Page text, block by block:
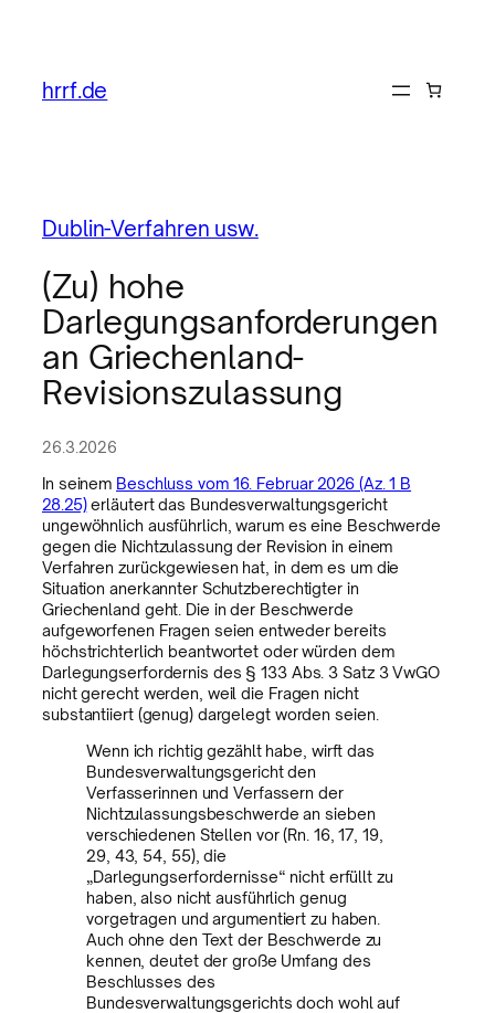
hrrf.de
Dublin-Verfahren usw.
(Zu) hohe
Darlegungsanforderungen
an Griechenland-
Revisionszulassung
26.3.2026
In seinem Beschluss vom 16. Februar 2026 (Az. 1 B
28.25)erläutert das Bundesverwaltungsgericht
ungewöhnlich ausführlich, warum es eine Beschwerde
gegen die Nichtzulassung der Revision in einem
Verfahren zurückgewiesen hat, in dem es um die
Situation anerkannter Schutzberechtigter in
Griechenland geht. Die in der Beschwerde
aufgeworfenen Fragen seien entweder bereits
höchstrichterlich beantwortet oder würden dem
Darlegungserfordernis des § 133 Abs. 3 Satz 3 VwGO
nicht gerecht werden, weil die Fragen nicht
substantiiert (genug) dargelegt worden seien.
Wenn ich richtig gezählt habe, wirft das
Bundesverwaltungsgericht den
Verfasserinnen und Verfassern der
Nichtzulassungsbeschwerde an sieben
verschiedenen Stellen vor (Rn. 16, 17, 19,
29, 43, 54, 55), die
„Darlegungserfordernisse“ nicht erfüllt zu
haben, also nicht ausführlich genug
vorgetragen und argumentiert zu haben.
Auch ohne den Text der Beschwerde zu
kennen, deutet der große Umfang des
Beschlusses des
Bundesverwaltungsgerichts doch wohl auf